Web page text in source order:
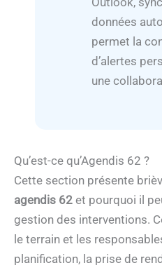
données
permet la
d’alertes
une
Qu’est-ce qu’Agendis 62 ?
Cette section présente
agendis 62 et pourquoi il
gestion des interventions.
le terrain et les
planification, la prise de